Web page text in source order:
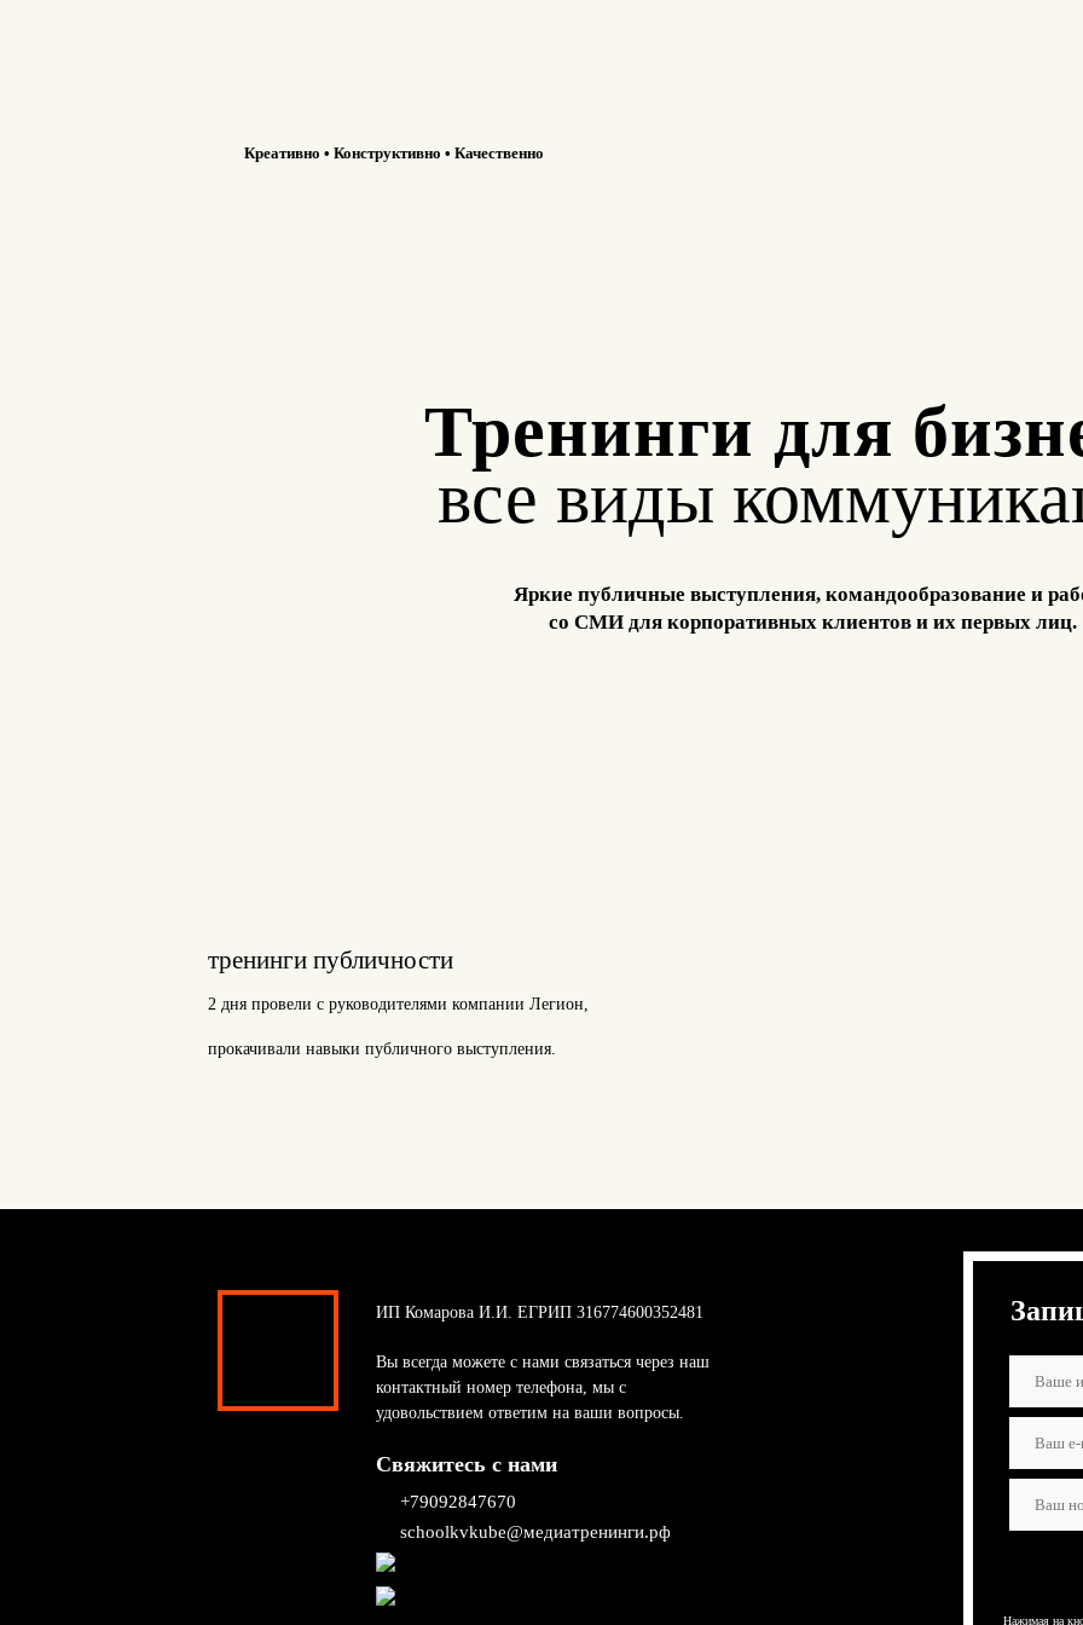
Креативно • Конструктивно • Качественно
Тренинги для
все виды
Яркие публичные выступления, командообразование и
со СМИ для корпоративных клиентов и их первых лиц.
тренинги публичности
2 дня провели с руководителями компании Легион,
прокачивали навыки публичного выступления.
ИП Комарова И.И. ЕГРИП 316774600352481
Вы всегда можете с нами связаться через наш
контактный номер телефона, мы с
удовольствием ответим на ваши вопросы.
Свяжитесь с нами
+79092847670
schoolkvkube@медиатренинги.рф
Нажимая на